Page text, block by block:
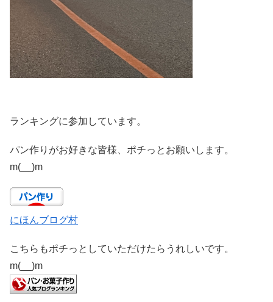
ランキングに参加しています。
パン作りがお好きな皆様、ポチっとお願いします。
m(__)m
にほんブログ村
こちらもポチっとしていただけたらうれしいです。
m(__)m